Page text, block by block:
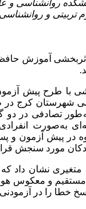
آموزش
با طرح پیش
تصادفی در
طی 15 جلسه 40-30
در پیش آزمون و
مورد سنجش
متغیری نشان داد
مستقیم و معکوس
خطا را در